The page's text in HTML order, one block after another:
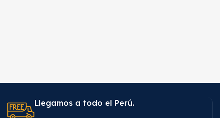
Llegamos a todo el Perú.